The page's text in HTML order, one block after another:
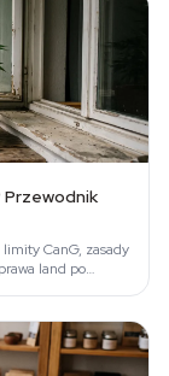
Przewodnik
CanG, zasady
land po